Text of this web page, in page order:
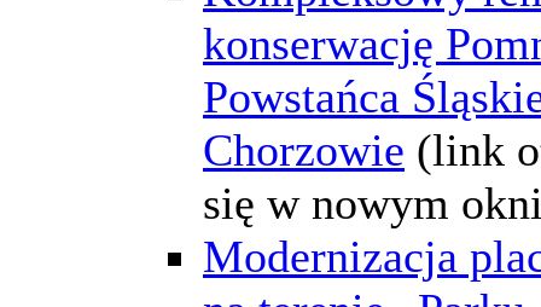
konserwację
Powstańca
Chorzowie (link
się w nowym
Modernizacja